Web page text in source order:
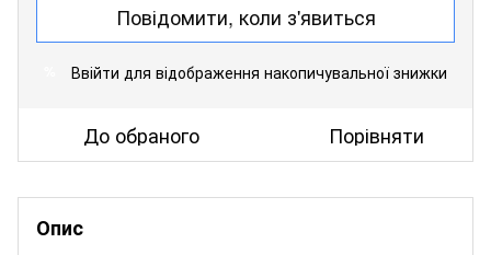
Повідомити, коли з'явиться
Ввійти для відображення накопичувальної знижки
До обраного Порівняти
Опис